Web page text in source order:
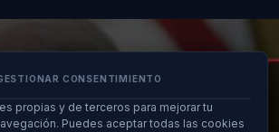
CONSENTIMIENTO
propias y de terceros para mejorar tu
Puedes aceptar todas las cookies